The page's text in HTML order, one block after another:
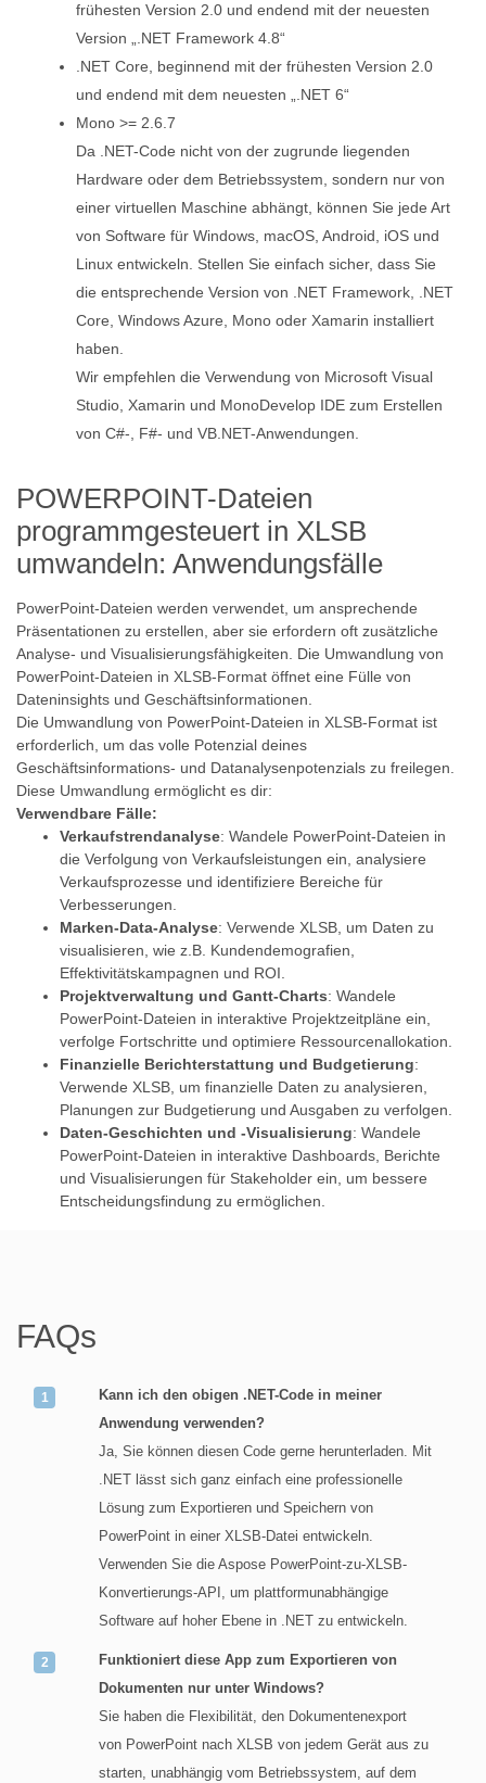
frühesten Version 2.0 und endend mit der neuesten
Version „.NET Framework 4.8“
.NET Core, beginnend mit der frühesten Version 2.0
und endend mit dem neuesten „.NET 6“
Mono >= 2.6.7
Da .NET-Code nicht von der zugrunde liegenden
Hardware oder dem Betriebssystem, sondern nur von
einer virtuellen Maschine abhängt, können Sie jede Art
von Software für Windows, macOS, Android, iOS und
Linux entwickeln. Stellen Sie einfach sicher, dass Sie
die entsprechende Version von .NET Framework, .NET
Core, Windows Azure, Mono oder Xamarin installiert
haben.
Wir empfehlen die Verwendung von Microsoft Visual
Studio, Xamarin und MonoDevelop IDE zum Erstellen
von C#-, F#- und VB.NET-Anwendungen.
POWERPOINT-Dateien
programmgesteuert in XLSB
umwandeln: Anwendungsfälle
PowerPoint-Dateien werden verwendet, um ansprechende
Präsentationen zu erstellen, aber sie erfordern oft zusätzliche
Analyse- und Visualisierungsfähigkeiten. Die Umwandlung von
PowerPoint-Dateien in XLSB-Format öffnet eine Fülle von
Dateninsights und Geschäftsinformationen.
Die Umwandlung von PowerPoint-Dateien in XLSB-Format ist
erforderlich, um das volle Potenzial deines
Geschäftsinformations- und Datanalysenpotenzials zu freilegen.
Diese Umwandlung ermöglicht es dir:
Verwendbare Fälle:
Verkaufstrendanalyse: Wandele PowerPoint-Dateien in
die Verfolgung von Verkaufsleistungen ein, analysiere
Verkaufsprozesse und identifiziere Bereiche für
Verbesserungen.
Marken-Data-Analyse: Verwende XLSB, um Daten zu
visualisieren, wie z.B. Kundendemografien,
Effektivitätskampagnen und ROI.
Projektverwaltung und Gantt-Charts: Wandele
PowerPoint-Dateien in interaktive Projektzeitpläne ein,
verfolge Fortschritte und optimiere Ressourcenallokation.
Finanzielle Berichterstattung und Budgetierung:
Verwende XLSB, um finanzielle Daten zu analysieren,
Planungen zur Budgetierung und Ausgaben zu verfolgen.
Daten-Geschichten und -Visualisierung: Wandele
PowerPoint-Dateien in interaktive Dashboards, Berichte
und Visualisierungen für Stakeholder ein, um bessere
Entscheidungsfindung zu ermöglichen.
FAQs
Kann ich den obigen .NET-Code in meiner
Anwendung verwenden?
Ja, Sie können diesen Code gerne herunterladen. Mit
.NET lässt sich ganz einfach eine professionelle
Lösung zum Exportieren und Speichern von
PowerPoint in einer XLSB-Datei entwickeln.
Verwenden Sie die Aspose PowerPoint-zu-XLSB-
Konvertierungs-API, um plattformunabhängige
Software auf hoher Ebene in .NET zu entwickeln.
Funktioniert diese App zum Exportieren von
Dokumenten nur unter Windows?
Sie haben die Flexibilität, den Dokumentenexport
von PowerPoint nach XLSB von jedem Gerät aus zu
starten, unabhängig vom Betriebssystem, auf dem